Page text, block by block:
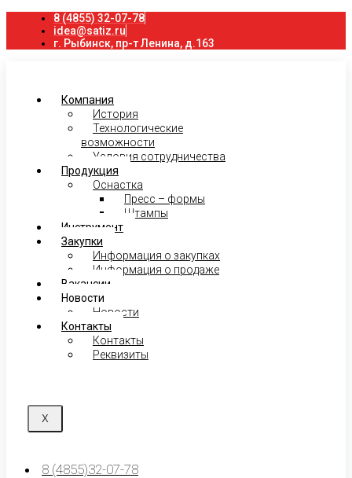
8 (4855) 32-07-78
idea@satiz.ru
г. Рыбинск, пр-т Ленина, д.163
Компания
История
Технологические
возможности
Условия сотрудничества
Продукция
Оснастка
Пресс – формы
Штампы
Инструмент
Закупки
Информация о закупках
Информация о продаже
Вакансии
Новости
Новости
Контакты
Контакты
Реквизиты
X
8 (4855)32-07-78